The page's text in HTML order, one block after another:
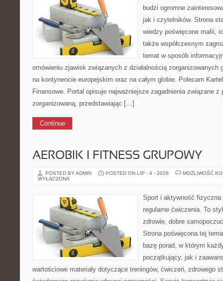
budzi ogromne
jak i czytelników. Strona
wiedzy poświęcone mafii,
także współczesnym
temat w sposób
omówieniu zjawisk związanych z działalnością zorganizowanych
na kontynencie europejskim oraz na całym globie. Polecam
Finansowe. Portal opisuje najważniejsze zagadnienia związane z
zorganizowaną, przedstawiając […]
Continue
AEROBIK I FITNESS GRUPOWY
POSTED BY ADMIN POSTED ON LIP - 4 - 2026
MOŻLIWOŚĆ
WYŁĄCZONA
Sport i aktywność
regularne ćwiczenia. To
zdrowie, dobre
Strona poświęcona tej
bazę porad, w którym
początkujący, jak i
wartościowe materiały dotyczące treningów, ćwiczeń, zdrowego